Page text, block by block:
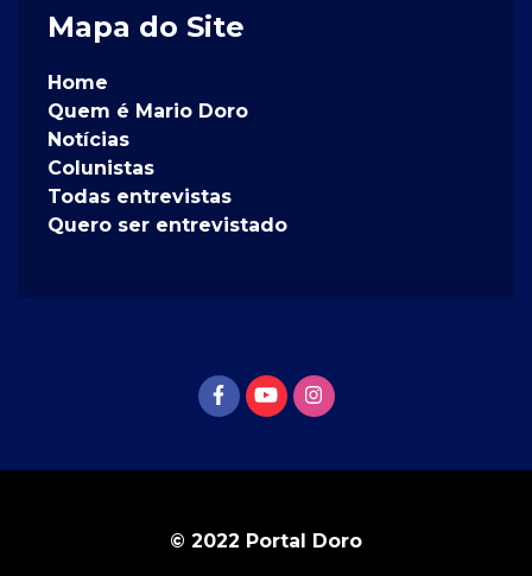
Mapa do Site
Home
Quem é Mario Doro
Notícias
Colunistas
Todas entrevistas
Quero ser entrevistado
© 2022 Portal Doro